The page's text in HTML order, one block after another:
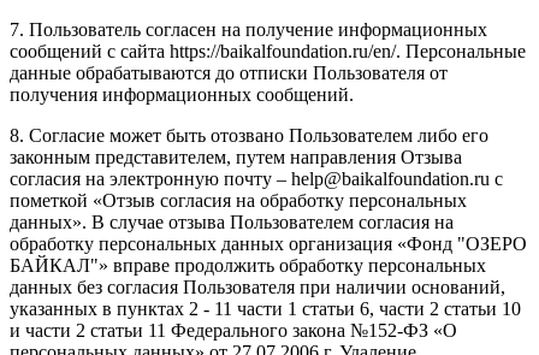
7. Пользователь согласен на получение информационных
сообщений с сайта https://baikalfoundation.ru/en/. Персональные
данные обрабатываются до отписки Пользователя от
получения информационных сообщений.
8. Согласие может быть отозвано Пользователем либо его
законным представителем, путем направления Отзыва
согласия на электронную почту – help@baikalfoundation.ru с
пометкой «Отзыв согласия на обработку персональных
данных». В случае отзыва Пользователем согласия на
обработку персональных данных организация «Фонд "ОЗЕРО
БАЙКАЛ"» вправе продолжить обработку персональных
данных без согласия Пользователя при наличии оснований,
указанных в пунктах 2 - 11 части 1 статьи 6, части 2 статьи 10
и части 2 статьи 11 Федерального закона №152-ФЗ «О